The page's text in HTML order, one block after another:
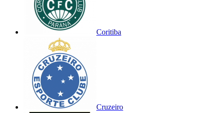
Coritiba
Cruzeiro